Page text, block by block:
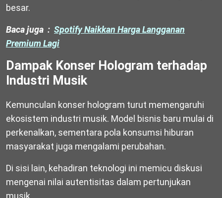
besar.
Baca juga : Spotify Naikkan Harga Langganan
Premium Lagi
Dampak Konser Hologram terhadap
Industri Musik
Kemunculan konser hologram turut memengaruhi
ekosistem industri musik. Model bisnis baru mulai di
perkenalkan, sementara pola konsumsi hiburan
masyarakat juga mengalami perubahan.
Di sisi lain, kehadiran teknologi ini memicu diskusi
mengenai nilai autentisitas dalam pertunjukan